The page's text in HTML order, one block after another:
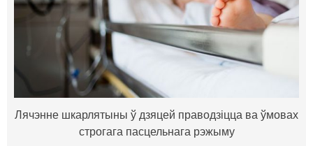
Лячэнне шкарлятыны ў дзяцей праводзіцца ва ўмовах
строгага пасцельнага рэжыму